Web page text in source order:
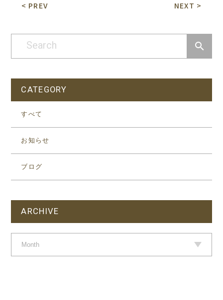
< PREV NEXT >
CATEGORY
すべて
お知らせ
ブログ
ARCHIVE